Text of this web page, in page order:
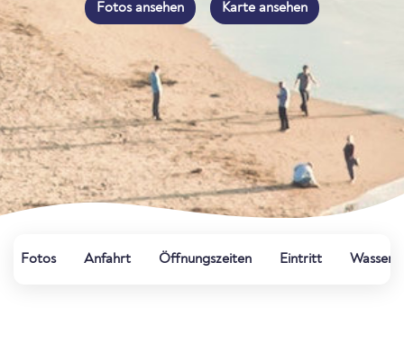
Fotos ansehen Karte ansehen
Fotos Anfahrt Öffnungszeiten Eintritt